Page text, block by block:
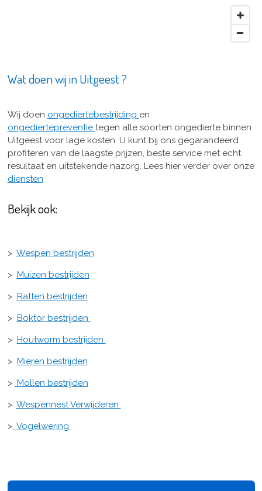
Wat doen wij in Uitgeest ?
Wij doen ongediertebestrijding en
ongediertepreventie tegen alle soorten ongedierte binnen
Uitgeest voor lage kosten. U kunt bij ons gegarandeerd
profiteren van de laagste prijzen, beste service met echt
resultaat en uitstekende nazorg. Lees hier verder over onze
diensten
Bekijk ook:
> Wespen bestrijden
> Muizen bestrijden
> Ratten bestrijden
> Boktor bestrijden
> Houtworm bestrijden
> Mieren bestrijden
> Mollen bestrijden
> Wespennest Verwijderen
>Vogelwering